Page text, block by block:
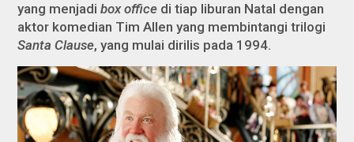
yang menjadibox office di tiap liburan Natal dengan
aktor komedian Tim Allen yang membintangi trilogi
Santa Clause, yang mulai dirilis pada 1994.